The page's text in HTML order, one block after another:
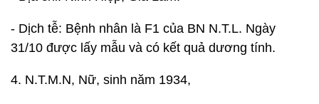
- Dịch tễ: Bệnh nhân là F1 của BN N.T.L. Ngày
31/10 được lấy mẫu và có kết quả dương tính.
4. N.T.M.N, Nữ, sinh năm 1934,